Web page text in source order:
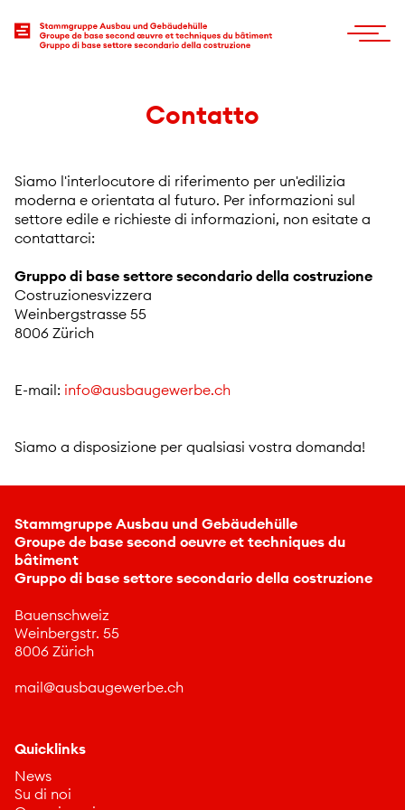
Contatto
Siamo l'interlocutore di riferimento per un'edilizia
moderna e orientata al futuro. Per informazioni sul
settore edile e richieste di informazioni, non esitate a
contattarci:
Gruppo di base settore secondario della costruzione
Costruzionesvizzera
Weinbergstrasse 55
8006 Zürich
E-mail: nf sb g w rb ch
Siamo a disposizione per qualsiasi vostra domanda!
Stammgruppe Ausbau und Gebäudehülle
Groupe de base second oeuvre et techniques du
bâtiment
Gruppo di base settore secondario della costruzione
Bauenschweiz
Weinbergstr. 55
8006 Zürich
m l sb g w rb ch
Quicklinks
News
Su di noi